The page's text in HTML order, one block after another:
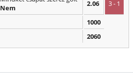
Nem
2.06 3 - 1
1000
2060